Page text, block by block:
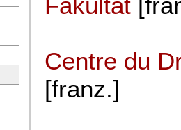
Centre du
[franz.]